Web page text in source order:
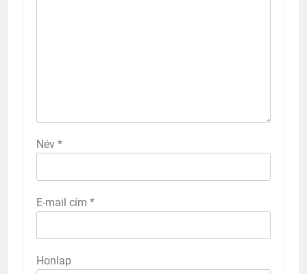
Név *
E-mail cím *
Honlap